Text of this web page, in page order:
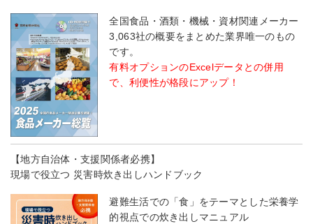
全国食品・酒類・機械・資材関連メーカー
3,063社の概要をまとめた業界唯一のもの
です。
有料オプションのExcelデータとの併用
で、利便性が格段にアップ！
【地方自治体・支援関係者必携】
現場で役立つ 災害時炊き出しハンドブック
避難生活での「食」をテーマとした栄養学
的視点での炊き出しマニュアル